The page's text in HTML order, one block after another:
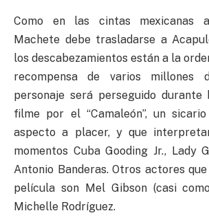
Como en las cintas mexicanas
Machete debe trasladarse a
los descabezamientos están a la
recompensa de varios millones
personaje será perseguido
filme por el “Camaleón”, un
aspecto a placer, y que
momentos Cuba Gooding Jr., Lady
Antonio Banderas. Otros actores
película son Mel Gibson (casi
Michelle Rodríguez.